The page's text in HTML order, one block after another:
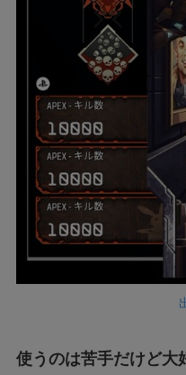
使うのは苦手だけど大